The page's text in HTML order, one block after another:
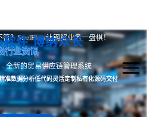
软件 博纳众长
？SteelFlow让钢贸业务一盘棋！
行业资讯
全新的贸易供应链管理系统
准数据分析低代码灵活定制私有化源码交付